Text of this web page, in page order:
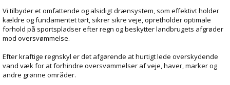
Vi tilbyder et omfattende og alsidigt drænsystem, som effektivt holder
kældre og fundamentet tørt, sikrer sikre veje, opretholder optimale
forhold på sportspladser efter regn og beskytter landbrugets afgrøder
mod oversvømmelse.
Efter kraftige regnskyl er det afgørende at hurtigt lede overskydende
vand væk for at forhindre oversvømmelser af veje, haver, marker og
andre grønne områder.